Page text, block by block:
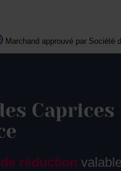
Marchand approuvé par Société
Caprices
de réductionvalable